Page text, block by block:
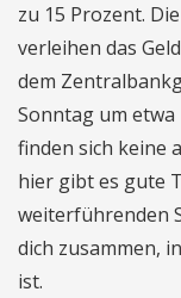
zu 15 Prozent.
verleihen das
dem
Sonntag um etwa
finden sich keine
hier gibt es gute
weiterführenden
dich zusammen,
ist.